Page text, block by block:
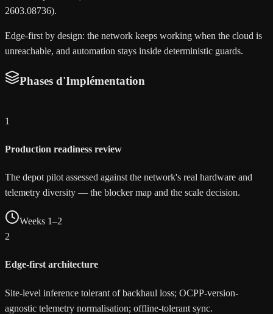
2603.08736).
Edge-first by design: the network keeps working when the cloud is
unreachable, and automation stays inside deterministic guards.
Phases d'Implémentation
1
Production readiness review
The depot pilot assessed against the network's real hardware and
telemetry diversity — the blocker map and the scale decision.
Weeks 1–2
2
Edge-first architecture
Site-level inference tolerant of backhaul loss; OCPP-version-
agnostic telemetry normalisation; offline-tolerant sync.